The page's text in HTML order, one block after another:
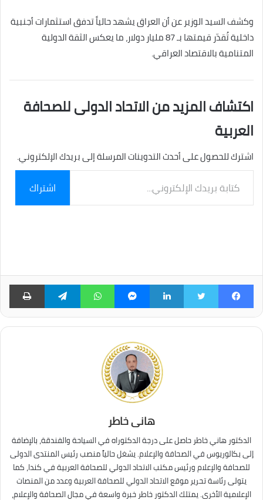
وكشف السيد الوزير عن أن العراق يشهد حالياً تدفق استثمارات أجنبية
داخلية تُقدّر قيمتها بـ 87 مليار دولار، ما يعكس الثقة الدولية
المتنامية بالاقتصاد العراقي.
اكتشاف المزيد من الاتحاد الدولى للصحافة
العربية
اشترك للحصول على أحدث التدوينات المرسلة إلى بريدك الإلكتروني.
بريدك
الإلكتروني...
اشتراك
فيسبوك لينكدإن ماسنجر واتساب تيلقرام
هانى خاطر
الدكتور هاني خاطر حاصل على درجة الدكتوراه في السياحة والفندقة، بالإضافة
إلى بكالوريوس في الصحافة والإعلام. يشغل حالياً منصب رئيس المنتدى الدولى
للصحافة والإعلام ورئيس مكتب الاتحاد الدولي للصحافة العربية في كندا، كما
يتولى رئاسة تحرير موقع الاتحاد الدولي للصحافة العربية وعدد من المنصات
الإعلامية الأخرى. يمتلك الدكتور خاطر خبرة واسعة في مجال الصحافة والإعلام،